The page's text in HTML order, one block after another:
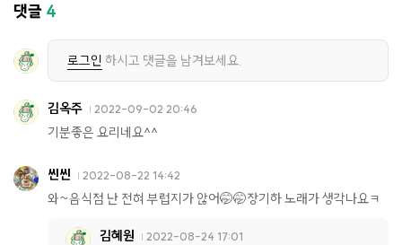
댓글 4
로그인 하시고 댓글을 남겨보세요.
김옥주 2022-09-02 20:46
기분좋은 요리네요^^
씬씬 2022-08-22 14:42
와~음식점 난 전혀 부럽지가 않어🤭🤭장기하 노래가 생각나요ㅋ
김혜원 2022-08-24 17:01